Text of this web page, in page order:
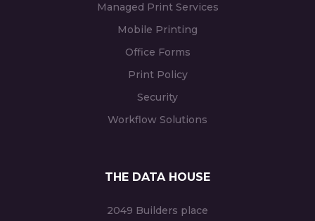
Managed Print Services
Mobile Printing
Office Forms
Print Policy
Security
Workflow Solutions
THE DATA HOUSE
2049 Builders place